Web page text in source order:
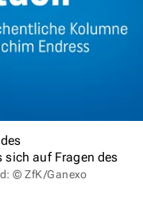
sich auf Fragen des
© ZfK/Ganexo